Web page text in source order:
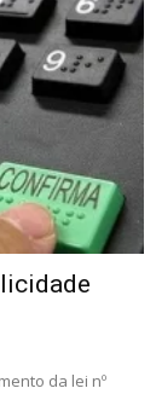
da lei nº